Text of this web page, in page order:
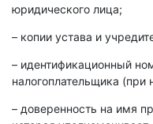
юридического лица;
– копии устава и
– идентификационный
налогоплательщика (при
– доверенность на имя